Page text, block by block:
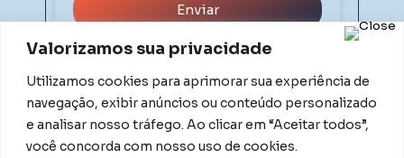
Valorizamos sua privacidade
Utilizamos cookies para aprimorar sua experiência de
navegação, exibir anúncios ou conteúdo personalizado
e analisar nosso tráfego. Ao clicar em “Aceitar todos”,
você concorda com nosso uso de cookies.
Enviar